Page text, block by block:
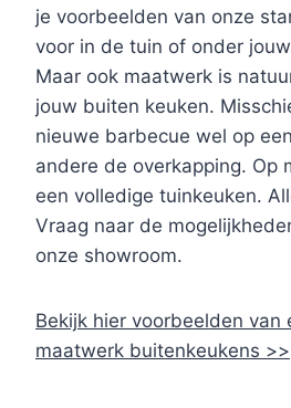
je voorbeelden van onze
voor in de tuin of onder
Maar ook maatwerk is
jouw buiten keuken.
nieuwe barbecue wel op
andere de overkapping. Op
een volledige tuinkeuken.
Vraag naar de
onze showroom.
Bekijk hier voorbeelden van
maatwerk buitenkeukens >>